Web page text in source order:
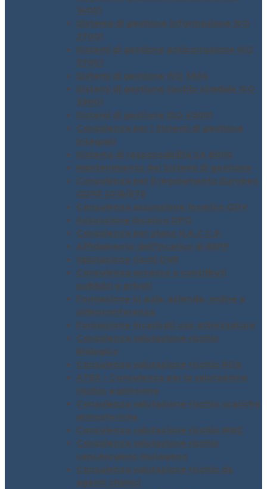
14001
Sistema di gestione informazione ISO
27001
Sistemi di gestione anticorruzione ISO
37001
Sistemi di gestione ISO 3834
Sistemi di gestione rischio stradale ISO
39001
Sistemi di gestione ISO 45001
Consulenza per i Sistemi di gestione
integrati
Sistema di responsabilità SA 8000
Mantenimento dei Sistemi di gestione
Consulenza per il regolamento Europeo
GDPR 2016/679
Consulenza assunzione incarico ODV
Assunzione incarico DPO
Consulenza per piano H.A.C.C.P.
Affidamento dell’incarico di RSPP
Valutazione rischi DVR
Consulenza accesso a contributi
pubblici e privati
Formazione in aula, azienda, online e
videoconferenza
Formazione incaricati uso attrezzature
Consulenza valutazione rischio
biologico
Consulenza valutazione rischio ROA
ATEX – Consulenza per la valutazione
rischio esplosione
Consulenza valutazione rischio scariche
atmosferiche
Consulenza valutazione rischio MMC
Consulenza valutazione rischio
cancerogeno mutageno
Consulenza valutazione rischio da
agenti chimici